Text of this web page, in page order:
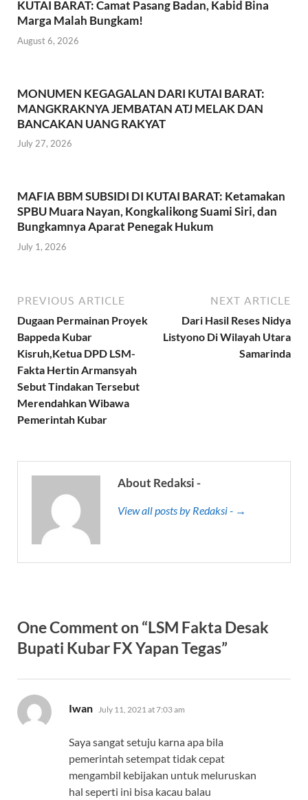
k p
KUTAI BARAT: Camat Pasang Badan, Kabid Bina
Marga Malah Bungkam!
August 6, 2026
MONUMEN KEGAGALAN DARI KUTAI BARAT:
MANGKRAKNYA JEMBATAN ATJ MELAK DAN
BANCAKAN UANG RAKYAT
July 27, 2026
MAFIA BBM SUBSIDI DI KUTAI BARAT: Ketamakan
SPBU Muara Nayan, Kongkalikong Suami Siri, dan
Bungkamnya Aparat Penegak Hukum
July 1, 2026
PREVIOUS ARTICLE
Dugaan Permainan Proyek
Bappeda Kubar
Kisruh,Ketua DPD LSM-
Fakta Hertin Armansyah
Sebut Tindakan Tersebut
Merendahkan Wibawa
Pemerintah Kubar
NEXT ARTICLE
Dari Hasil Reses Nidya
Listyono Di Wilayah Utara
Samarinda
About Redaksi -
View all posts by Redaksi - →
One Comment on “LSM Fakta Desak
Bupati Kubar FX Yapan Tegas”
Iwan says:
July 11, 2021 at 7:03 am
Saya sangat setuju karna apa bila
pemerintah setempat tidak cepat
mengambil kebijakan untuk meluruskan
hal seperti ini bisa kacau balau